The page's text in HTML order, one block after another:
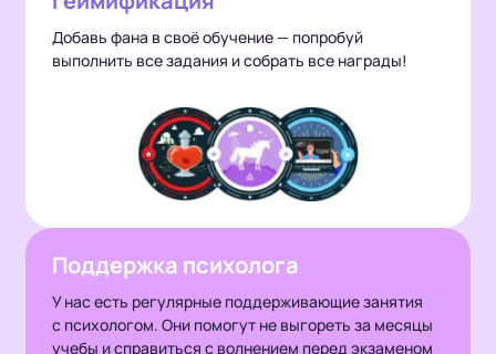
Добавь фана в своё обучение — попробуй
выполнить все задания и собрать все награды!
Поддержка психолога
У нас есть регулярные поддерживающие занятия
с психологом. Они помогут не выгореть за месяцы
учебы и справиться с волнением перед экзаменом